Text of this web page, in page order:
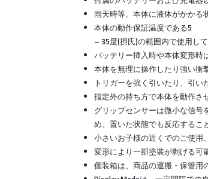
雨天時等、本体に液体がかかる
本体の動作保証温度である5
– 35度(摂氏)の範囲内で使用して
バッテリー挿入時や本体変形時
本体を無理に操作したり強い衝
トリガーを強く引いたり、引い
指定外の持ち方で本体を動作さ
グリップセンサーは微小な信
め、置いた状態でも反応するこ
小さいお子様の近くでのご使用
変形により一部塗装が剥げる可
個装箱は、商品の運搬・保管用